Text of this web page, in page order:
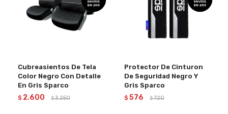
Cubreasientos De Tela
Color Negro Con Detalle
En Gris Sparco
$ 2.600 $ 3.250
Protector De Cinturon
De Seguridad Negro Y
Gris Sparco
$ 576 $ 720